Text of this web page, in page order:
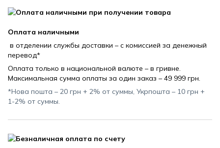
Оплата наличными
в отделении службы доставки – с комиссией за денежный
перевод*
Оплата только в национальной валюте – в гривне.
Максимальная сумма оплаты за один заказ – 49 999 грн.
*Нова пошта – 20 грн + 2% от суммы, Укрпошта – 10 грн +
1-2% от суммы.